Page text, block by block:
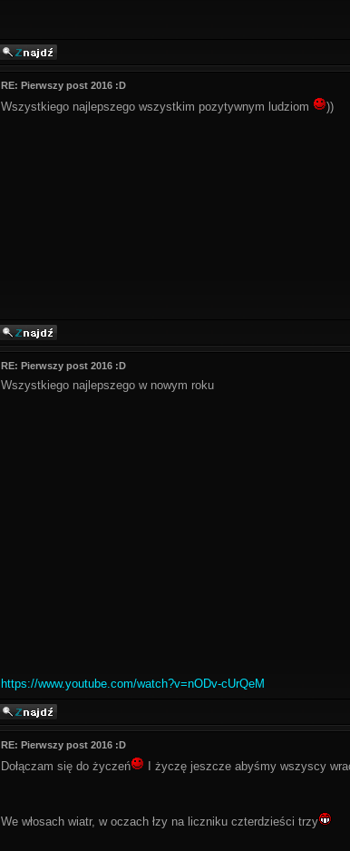
RE: Pierwszy post 2016 :D
Wszystkiego najlepszego wszystkim pozytywnym ludziom ))
RE: Pierwszy post 2016 :D
Wszystkiego najlepszego w nowym roku
https://www.youtube.com/watch?v=nODv-cUrQeM
RE: Pierwszy post 2016 :D
Dołączam się do życzeń I życzę jeszcze abyśmy wszyscy
We włosach wiatr, w oczach łzy na liczniku czterdzieści trzy